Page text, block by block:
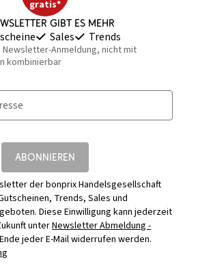
gratis*
gibt es mehr
Sales Trends
Newsletter-Anmeldung, nicht mit
kombinierbar
ABONNIEREN
der bonprix Handelsgesellschaft
Trends, Sales und
Diese Einwilligung kann jederzeit
unterNewsletter Abmeldung -
jeder E-Mail widerrufen werden.